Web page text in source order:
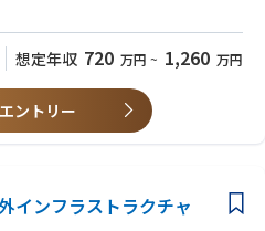
想定年収 720 万円 ~ 1,260 万円
ントリー
インフラストラクチャ